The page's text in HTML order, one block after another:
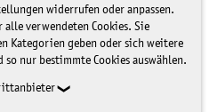
widerrufen oder anpassen.
verwendeten Cookies. Sie
Kategorien geben oder sich weitere
nur bestimmte Cookies auswählen.